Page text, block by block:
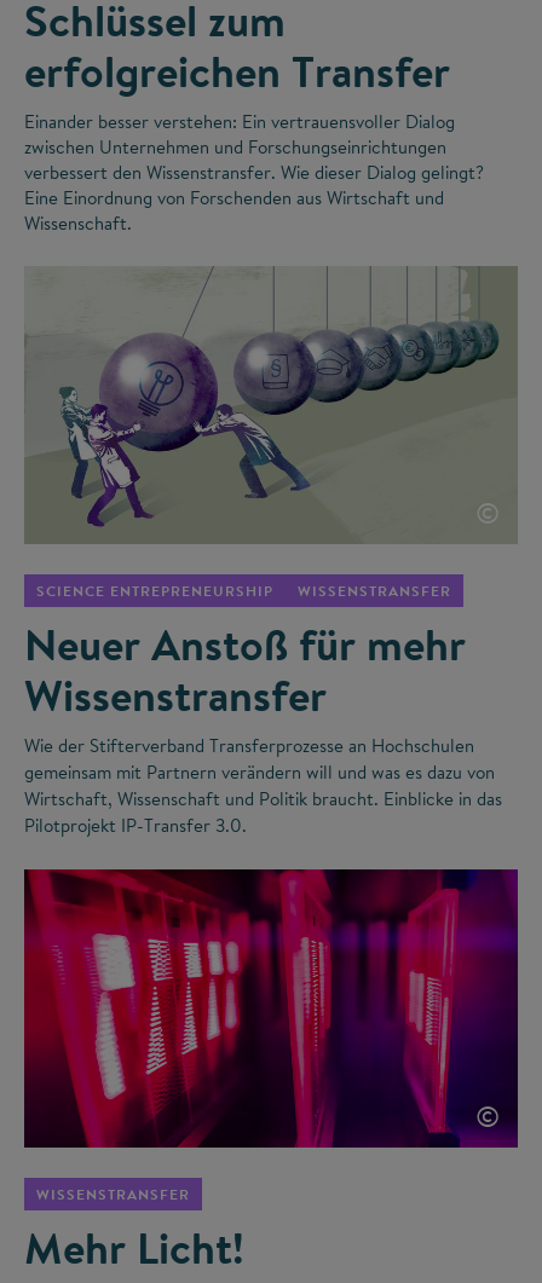
Schlüssel zum
erfolgreichen Transfer
Einander besser verstehen: Ein vertrauensvoller Dialog
zwischen Unternehmen und Forschungseinrichtungen
verbessert den Wissenstransfer. Wie dieser Dialog gelingt?
Eine Einordnung von Forschenden aus Wirtschaft und
Wissenschaft.
©
SCIENCE ENTREPRENEURSHIP WISSENSTRANSFER
Neuer Anstoß für mehr
Wissenstransfer
Wie der Stifterverband Transferprozesse an Hochschulen
gemeinsam mit Partnern verändern will und was es dazu von
Wirtschaft, Wissenschaft und Politik braucht. Einblicke in das
Pilotprojekt IP-Transfer 3.0.
©
WISSENSTRANSFER
Mehr Licht!